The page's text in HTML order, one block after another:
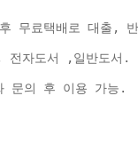
무료택배로 대출,
전자도서 ,일반도서.
문의 후 이용 가능.